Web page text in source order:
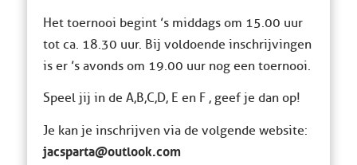
Het toernooi begint ’s middags om 15.00 uur
tot ca. 18.30 uur. Bij voldoende inschrijvingen
is er ’s avonds om 19.00 uur nog een toernooi.
Speel jij in de A,B,C,D, E en F , geef je dan op!
Je kan je inschrijven via de volgende website:
jacsparta@outlook.com